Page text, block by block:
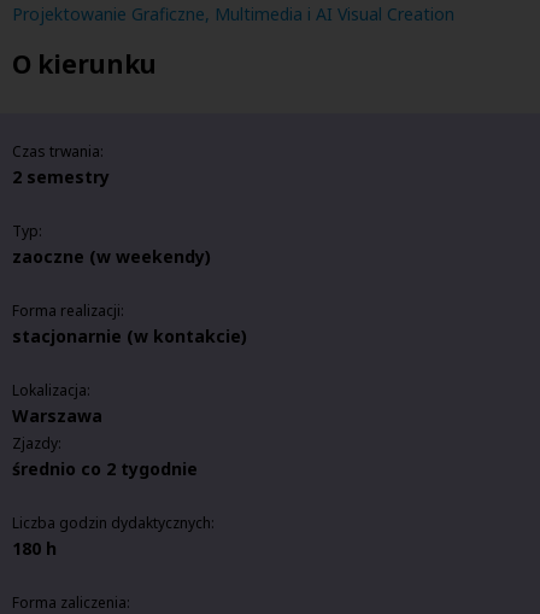
Projektowanie Graficzne, Multimedia i AI Visual Creation
O kierunku
Czas trwania:
2 semestry
Typ:
zaoczne (w weekendy)
Forma realizacji:
stacjonarnie (w kontakcie)
Lokalizacja:
Warszawa
Zjazdy:
średnio co 2 tygodnie
Liczba godzin dydaktycznych:
180 h
Forma zaliczenia: